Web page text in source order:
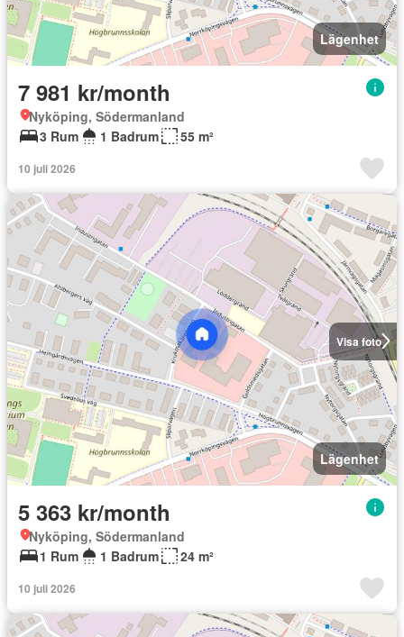
Lägenhet
7 981 kr/month
Nyköping, Södermanland
3 Rum
1 Badrum 55 m²
10 juli 2026
Visa foto
Lägenhet
5 363 kr/month
Nyköping, Södermanland
1 Rum
1 Badrum 24 m²
10 juli 2026